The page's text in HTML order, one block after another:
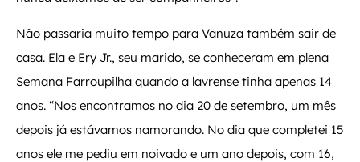
Não passaria muito tempo para Vanuza também sair de
casa. Ela e Ery Jr., seu marido, se conheceram em plena
Semana Farroupilha quando a lavrense tinha apenas 14
anos. “Nos encontramos no dia 20 de setembro, um mês
depois já estávamos namorando. No dia que completei 15
anos ele me pediu em noivado e um ano depois, com 16,